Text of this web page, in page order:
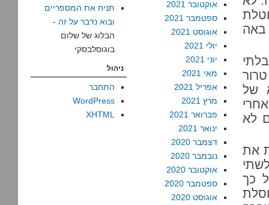
באה
של
לא
את
כך
אוקטובר 2021
ספטמבר 2021
אוגוסט 2021
יולי 2021
יוני 2021
מאי 2021
אפריל 2021
מרץ 2021
פברואר 2021
ינואר 2021
דצמבר 2020
נובמבר 2020
אוקטובר 2020
ספטמבר 2020
אוגוסט 2020
תניח את המספריים
ובוא נדבר על זה -
הבלוג של שלום
בוגוסלבסקי
ניהול
התחבר
WordPress
XHTML